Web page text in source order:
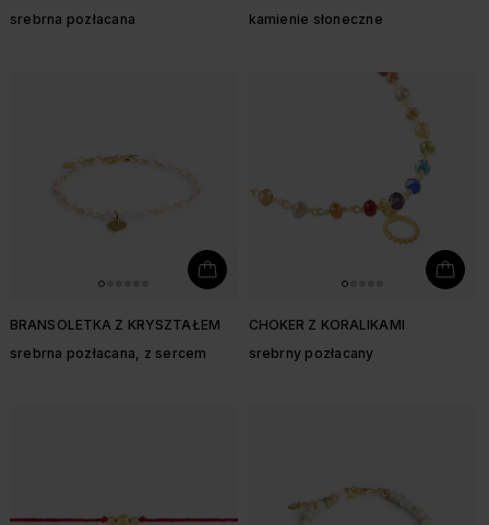
srebrna pozłacana
kamienie słoneczne
BRANSOLETKA Z KRYSZTAŁEM
srebrna pozłacana, z sercem
CHOKER Z KORALIKAMI
srebrny pozłacany